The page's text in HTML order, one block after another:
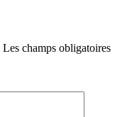
Les champs obligatoires